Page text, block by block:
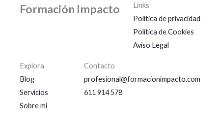
Formación Impacto
Links
Política de privacidad
Política de Cookies
Aviso Legal
Explora
Blog
Servicios
Sobre mí
Contacto
profesional@formacionimpacto.com
611 914 578